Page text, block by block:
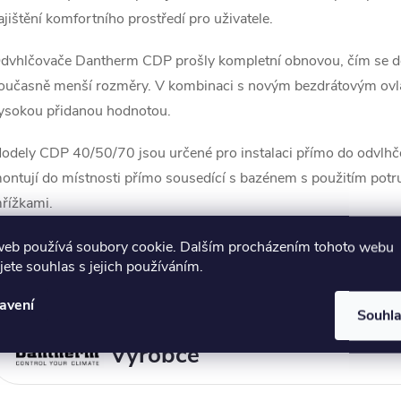
používá soubory cookie. Dalším procházením tohoto webu
souhlas s jejich používáním.
komfortního prostředí pro uživatele.
Dantherm CDP prošly kompletní obnovou, čím se
menší rozměry. V kombinaci s novým bezdrátovým
přidanou hodnotou.
CDP 40/50/70 jsou určené pro instalaci přímo do
do místnosti přímo sousedící s bazénem s použitím
CDP jsou navržené tak, aby odolaly agresivním
komponenty jsou ošetřené práškovou barvou před
Vysoká korozní ochrana třídy C4 (podle EN 12944-
Výrobce